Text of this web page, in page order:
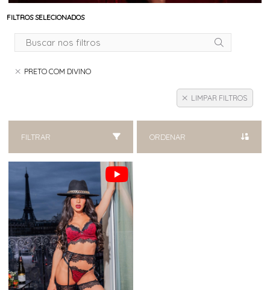
FILTROS SELECIONADOS
PRETO COM DIVINO
LIMPAR FILTROS
FILTRAR ORDENAR